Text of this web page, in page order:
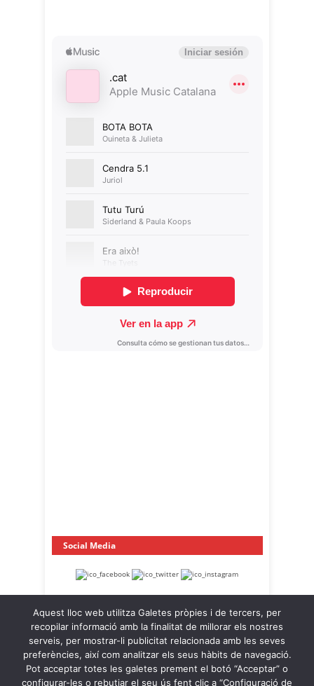
Social Media
OnaCat.Ràdio -- Powered by OnaCat.Ràdio
Aquest lloc web utilitza Galetes pròpies i de tercers, per
recopilar informació amb la finalitat de millorar els nostres
serveis, per mostrar-li publicitat relacionada amb les seves
preferències, així com analitzar els seus hàbits de navegació.
Pot acceptar totes les galetes prement el botó “Acceptar” o
configurar-les o rebutjar el seu ús fent clic a “Configuració de